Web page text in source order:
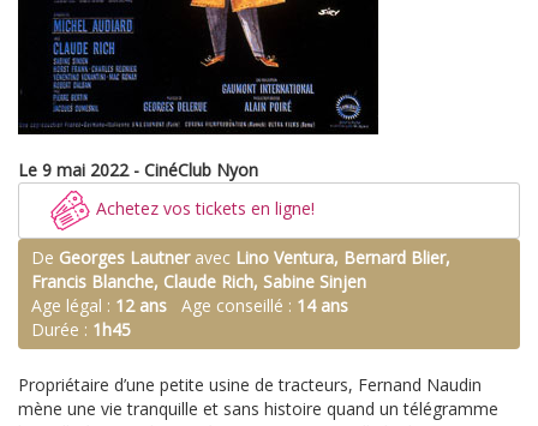
Le 9 mai 2022 - CinéClub Nyon
Achetez vos tickets en ligne!
De Georges Lautneravec Lino Ventura, Bernard Blier,
Francis Blanche, Claude Rich, Sabine Sinjen
Age légal : 12 ans Age conseillé : 14 ans
Durée : 1h45
Propriétaire d’une petite usine de tracteurs, Fernand Naudin
mène une vie tranquille et sans histoire quand un télégramme